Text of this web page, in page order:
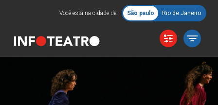
Você está na cidade de: São paulo Rio de Janeiro